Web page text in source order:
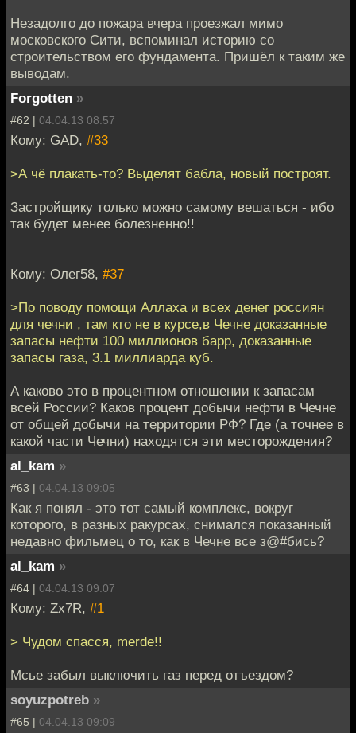
Незадолго до пожара вчера проезжал мимо
московского Сити, вспоминал историю со
строительством его фундамента. Пришёл к таким же
выводам.
Forgotten »
#62 | 04.04.13 08:57
Кому: GAD, #33
>А чё плакать-то? Выделят бабла, новый построят.
Застройщику только можно самому вешаться - ибо
так будет менее болезненно!!
Кому: Олег58, #37
>По поводу помощи Аллаха и всех денег россиян
для чечни , там кто не в курсе,в Чечне доказанные
запасы нефти 100 миллионов барр, доказанные
запасы газа, 3.1 миллиарда куб.
А каково это в процентном отношении к запасам
всей России? Каков процент добычи нефти в Чечне
от общей добычи на территории РФ? Где (а точнее в
какой части Чечни) находятся эти месторождения?
al_kam »
#63 | 04.04.13 09:05
Как я понял - это тот самый комплекс, вокруг
которого, в разных ракурсах, снимался показанный
недавно фильмец о то, как в Чечне все з@#бись?
al_kam »
#64 | 04.04.13 09:07
Кому: Zx7R, #1
> Чудом спасся, merde!!
Мсье забыл выключить газ перед отъездом?
soyuzpotreb »
#65 | 04.04.13 09:09